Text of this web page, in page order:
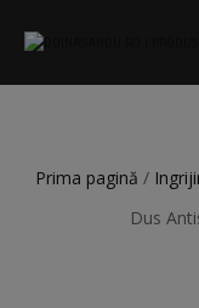
Prima pagină /
Dus